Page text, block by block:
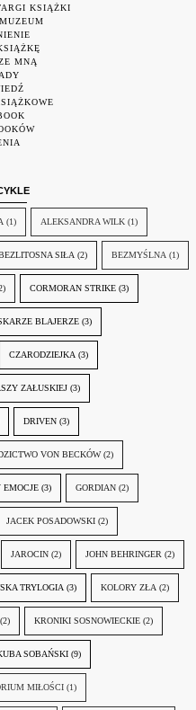
KSIĄŻKI
MNĄ
(1) ALEKSANDRA WILK (1)
SIŁA (2) BEZMYŚLNA (1)
CORMORAN STRIKE (3)
BLAJERZE (3)
CZARODZIEJKA (3)
ZAŁUSKIEJ (3)
DRIVEN (3)
VON BECKÓW (2)
EMOCJE (3) GORDIAN (2)
JACEK POSADOWSKI (2)
JAROCIN (2) JOHN BEHRINGER (2)
TRYLOGIA (3) KOLORY ZŁA (2)
(2) KRONIKI SOSNOWIECKIE (2)
SOBAŃSKI (9)
MIŁOŚCI (1)